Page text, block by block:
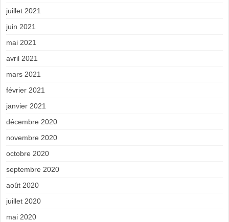
juillet 2021
juin 2021
mai 2021
avril 2021
mars 2021
février 2021
janvier 2021
décembre 2020
novembre 2020
octobre 2020
septembre 2020
août 2020
juillet 2020
mai 2020